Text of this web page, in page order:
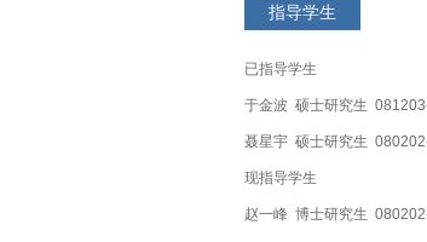
指导学生
已指导学生
于金波 硕士研究生
聂星宇 硕士研究生
现指导学生
赵一峰 博士研究生